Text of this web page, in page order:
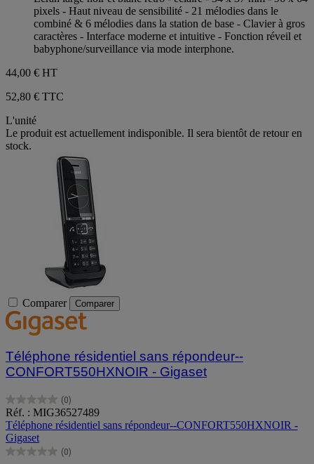
pixels - Haut niveau de sensibilité - 21 mélodies dans le
combiné & 6 mélodies dans la station de base - Clavier à gros
caractères - Interface moderne et intuitive - Fonction réveil et
babyphone/surveillance via mode interphone.
44,00 € HT
52,80 € TTC
L'unité
Le produit est actuellement indisponible. Il sera bientôt de retour en
stock.
Comparer Comparer
Téléphone résidentiel sans répondeur--
CONFORT550HXNOIR - Gigaset
(0)
0.0
sur
5
étoiles.
Réf. : MIG36527489
Téléphone résidentiel sans répondeur--CONFORT550HXNOIR -
Gigaset
(0)
0.0